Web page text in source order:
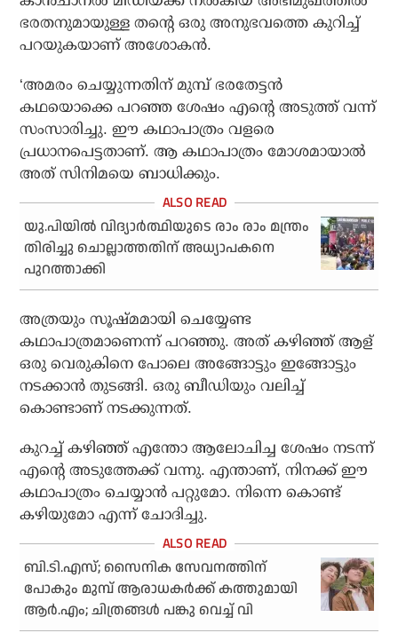
ഭരതനുമായുള്ള തന്റെ ഒരു അനുഭവത്തെ കുറിച്ച്
പറയുകയാണ് അശോകന്‍.
‘അമരം ചെയ്യുന്നതിന് മുമ്പ് ഭരതേട്ടന്‍
കഥയൊക്കെ പറഞ്ഞ ശേഷം എന്റെ അടുത്ത് വന്ന്
സംസാരിച്ചു. ഈ കഥാപാത്രം വളരെ
പ്രധാനപെട്ടതാണ്. ആ കഥാപാത്രം മോശമായാല്‍
അത് സിനിമയെ ബാധിക്കും.
യു.പിയിൽ വിദ്യാർത്ഥിയുടെ രാം രാം മന്ത്രം
തിരിച്ചു ചൊല്ലാത്തതിന് അധ്യാപകനെ
പുറത്താക്കി
അത്രയും സൂഷ്മമായി ചെയ്യേണ്ട
കഥാപാത്രമാണെന്ന് പറഞ്ഞു. അത് കഴിഞ്ഞ് ആള്
ഒരു വെരുകിനെ പോലെ അങ്ങോട്ടും ഇങ്ങോട്ടും
നടക്കാന്‍ തുടങ്ങി. ഒരു ബീഡിയും വലിച്ച്
കൊണ്ടാണ് നടക്കുന്നത്.
കുറച്ച് കഴിഞ്ഞ് എന്തോ ആലോചിച്ച ശേഷം നടന്ന്
എന്റെ അടുത്തേക്ക് വന്നു. എന്താണ്, നിനക്ക് ഈ
കഥാപാത്രം ചെയ്യാന്‍ പറ്റുമോ. നിന്നെ കൊണ്ട്
കഴിയുമോ എന്ന് ചോദിച്ചു.
ബി.ടി.എസ്; സൈനിക സേവനത്തിന്
പോകും മുമ്പ് ആരാധകര്‍ക്ക് കത്തുമായി
ആര്‍.എം; ചിത്രങ്ങള്‍ പങ്കു വെച്ച് വി